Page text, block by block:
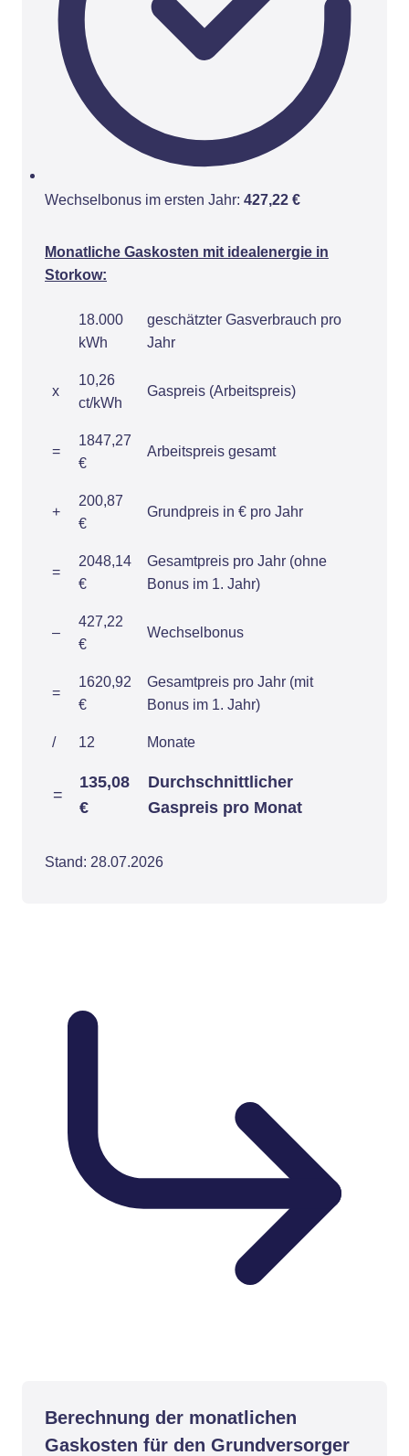
Wechselbonus im ersten Jahr: 427,22 €
Monatliche Gaskosten mit idealenergie in
Storkow:
18.000
kWh
geschätzter Gasverbrauch pro
Jahr
x
10,26
ct/kWh
Gaspreis (Arbeitspreis)
=
1847,27
€
Arbeitspreis gesamt
+
200,87
€
Grundpreis in € pro Jahr
=
2048,14
€
Gesamtpreis pro Jahr (ohne
Bonus im 1. Jahr)
–
427,22
€
Wechselbonus
=
1620,92
€
Gesamtpreis pro Jahr (mit
Bonus im 1. Jahr)
/ 12 Monate
=
135,08
€
Durchschnittlicher
Gaspreis pro Monat
Stand: 28.07.2026
Berechnung der monatlichen
Gaskosten für den Grundversorger